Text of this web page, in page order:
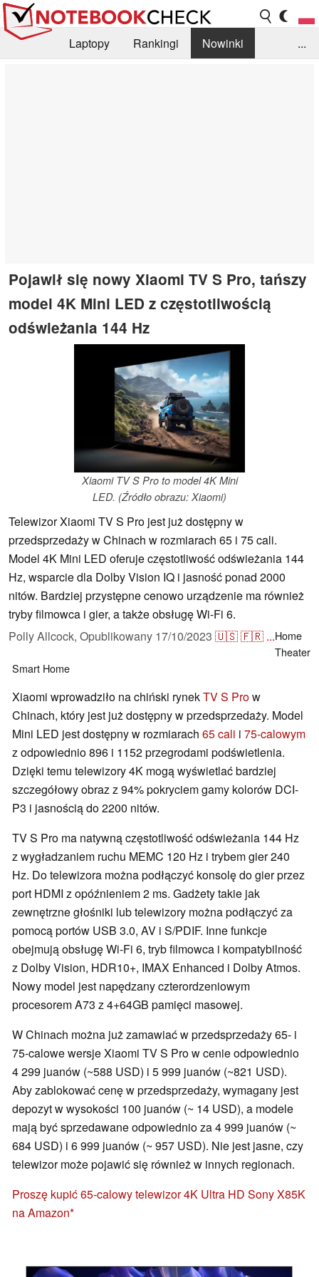
Laptopy Rankingi
Nowinki
...
Pojawił się nowy Xiaomi TV S Pro, tańszy
model 4K Mini LED z częstotliwością
odświeżania 144 Hz
Xiaomi TV S Pro to model 4K Mini
LED. (Źródło obrazu: Xiaomi)
Telewizor Xiaomi TV S Pro jest już dostępny w
przedsprzedaży w Chinach w rozmiarach 65 i 75 cali.
Model 4K Mini LED oferuje częstotliwość odświeżania 144
Hz, wsparcie dla Dolby Vision IQ i jasność ponad 2000
nitów. Bardziej przystępne cenowo urządzenie ma również
tryby filmowca i gier, a także obsługę Wi-Fi 6.
Polly Allcock, Opublikowany 17/10/2023 🇺🇸🇫🇷 ...Home
Theater
Smart Home
Xiaomi wprowadziło na chiński rynekTV S Prow
Chinach, który jest już dostępny w przedsprzedaży. Model
Mini LED jest dostępny w rozmiarach 65 cali i 75-calowym
z odpowiednio 896 i 1152 przegrodami podświetlenia.
Dzięki temu telewizory 4K mogą wyświetlać bardziej
szczegółowy obraz z 94% pokryciem gamy kolorów DCI-
P3 i jasnością do 2200 nitów.
TV S Pro ma natywną częstotliwość odświeżania 144 Hz
z wygładzaniem ruchu MEMC 120 Hz i trybem gier 240
Hz. Do telewizora można podłączyć konsolę do gier przez
port HDMI z opóźnieniem 2 ms. Gadżety takie jak
zewnętrzne głośniki lub telewizory można podłączyć za
pomocą portów USB 3.0, AV i S/PDIF. Inne funkcje
obejmują obsługę Wi-Fi 6, tryb filmowca i kompatybilność
z Dolby Vision, HDR10+, IMAX Enhanced i Dolby Atmos.
Nowy model jest napędzany czterordzeniowym
procesorem A73 z 4+64GB pamięci masowej.
W Chinach można już zamawiać w przedsprzedaży 65- i
75-calowe wersje Xiaomi TV S Pro w cenie odpowiednio
4 299 juanów (~588 USD) i 5 999 juanów (~821 USD).
Aby zablokować cenę w przedsprzedaży, wymagany jest
depozyt w wysokości 100 juanów (~ 14 USD), a modele
mają być sprzedawane odpowiednio za 4 999 juanów (~
684 USD) i 6 999 juanów (~ 957 USD). Nie jest jasne, czy
telewizor może pojawić się również w innych regionach.
Proszę kupić 65-calowy telewizor 4K Ultra HD Sony X85K
na Amazon